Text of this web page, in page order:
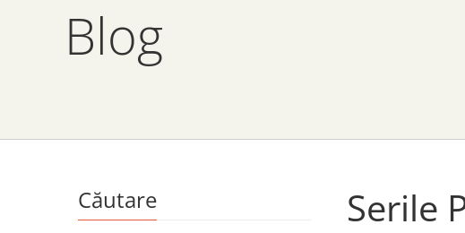
Blog
Serile
Căutare